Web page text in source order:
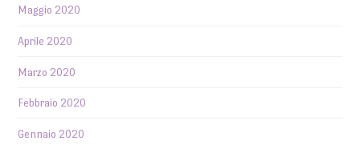
Maggio 2020
Aprile 2020
Marzo 2020
Febbraio 2020
Gennaio 2020